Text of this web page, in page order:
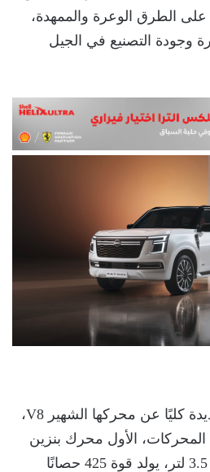
على الطرق الوعرة والممهدة،
وجودة التصنيع في الجيل
تخلّت نيسان باترول الجديدة كليًا عن محركها الشهير V8،
المحركات، الأول محرك بنزين
V6 مزدوج التوربو بسعة 3.5 لتر، يولد قوة 425 حصانًا